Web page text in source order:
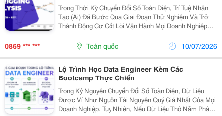
Trong Thời Kỳ Chuyển Đổi Số Toàn Diện, Trí Tuệ Nhân
Tạo (Ai) Đã Bước Qua Giai Đoạn Thử Nghiệm Và Trở
Thành Động Cơ Cốt Lõi Vận Hành Mọi Doanh Nghiệp
Lớn. Tuy Nhiên, Thị Trường Lao Động Đang Chứng Kiến
Một Nghịch Lý: Trong Khi Hàng Ngàn Lập Trình Viên...
0869 *** *** Toàn quốc 10/07/2026
Lộ Trình Học Data Engineer Kèm Các
Bootcamp Thực Chiến
Trong Kỷ Nguyên Chuyển Đổi Số Toàn Diện, Dữ Liệu
Được Ví Như Nguồn Tài Nguyên Quý Giá Nhất Của Mọi
Doanh Nghiệp. Tuy Nhiên, Nếu Dữ Liệu Thô Nằm Phân